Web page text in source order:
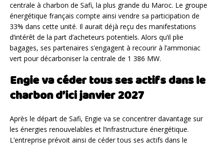
centrale à charbon de Safi, la plus grande du Maroc. Le groupe
énergétique français compte ainsi vendre sa participation de
33% dans cette unité. Il aurait déjà reçu des manifestations
d’intérêt de la part d’acheteurs potentiels. Alors qu’il plie
bagages, ses partenaires s’engagent à recourir à l’ammoniac
vert pour décarboniser la centrale de 1 386 MW.
Engie va céder tous ses actifs dans le
charbon d’ici janvier 2027
Après le départ de Safi, Engie va se concentrer davantage sur
les énergies renouvelables et l’infrastructure énergétique.
L’entreprise prévoit ainsi de céder tous ses actifs dans le